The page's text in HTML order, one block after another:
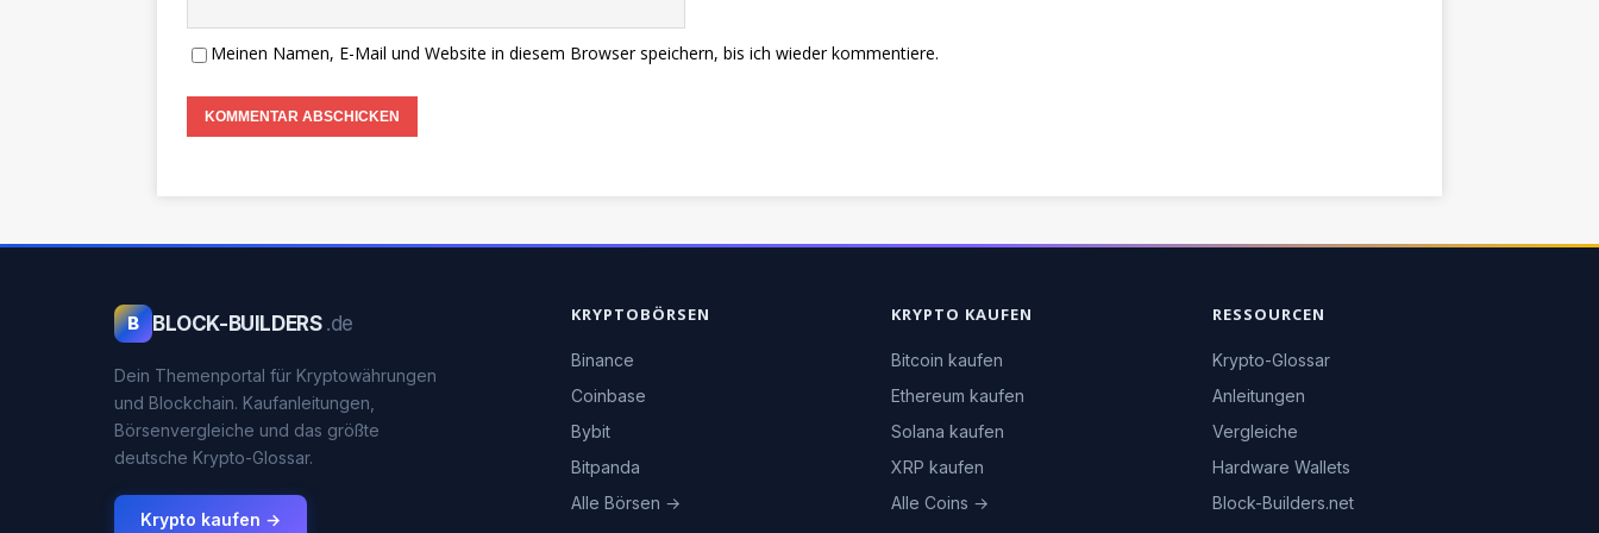
Meinen Namen, E-Mail und Website in diesem Browser speichern, bis ich wieder kommentiere.
B BLOCK-BUILDERS .de
Dein Themenportal für Kryptowährungen
und Blockchain. Kaufanleitungen,
Börsenvergleiche und das größte
deutsche Krypto-Glossar.
Krypto kaufen →
KRYPTOBÖRSEN
Binance
Coinbase
Bybit
Bitpanda
Alle Börsen →
KRYPTO KAUFEN
Bitcoin kaufen
Ethereum kaufen
Solana kaufen
XRP kaufen
Alle Coins →
RESSOURCEN
Krypto-Glossar
Anleitungen
Vergleiche
Hardware Wallets
Block-Builders.net